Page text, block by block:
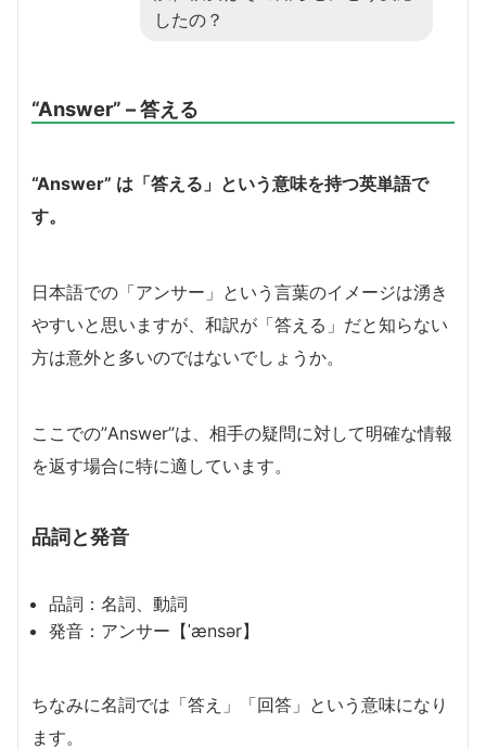
したの？
“Answer” – 答える
“Answer” は「答える」という意味を持つ英単語で
す。
日本語での「アンサー」という言葉のイメージは湧き
やすいと思いますが、和訳が「答える」だと知らない
方は意外と多いのではないでしょうか。
ここでの”Answer”は、相手の疑問に対して明確な情報
を返す場合に特に適しています。
品詞と発音
品詞：名詞、動詞
発音：アンサー【ˈænsər】
ちなみに名詞では「答え」「回答」という意味になり
ます。